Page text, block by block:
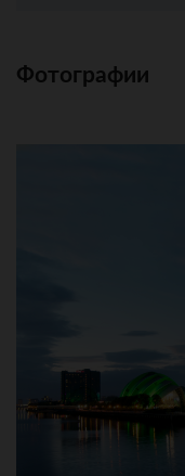
Фотографии